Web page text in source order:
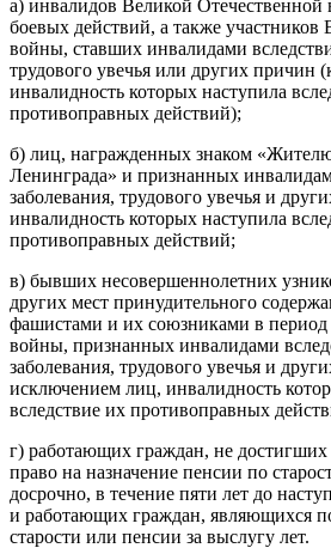
а) инвалидов Великой
боевых действий, а также участников
войны, ставших инвалидами
трудового увечья или других причин
инвалидность которых наступила
противоправных действий);
б) лиц, награжденных знаком
Ленинграда» и признанных
заболевания, трудового увечья и
инвалидность которых наступила
противоправных действий;
в) бывших несовершеннолетних
других мест принудительного
фашистами и их союзниками в
войны, признанных инвалидами
заболевания, трудового увечья и
исключением лиц, инвалидность
вследствие их противоправных
г) работающих граждан, не достигших
право на назначение пенсии по
досрочно, в течение пяти лет до
и работающих граждан, являющихся
старости или пенсии за выслугу лет.